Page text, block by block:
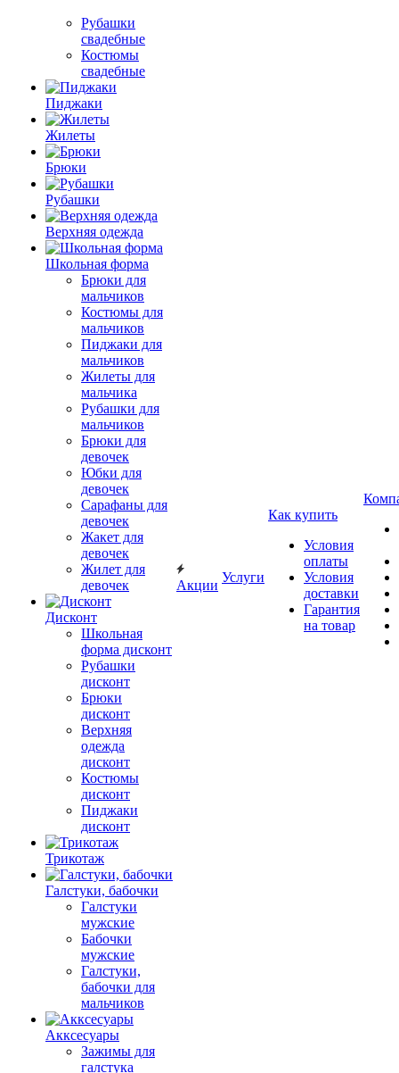
Рубашки
свадебные
Костюмы
свадебные
Пиджаки
Жилеты
Брюки
Рубашки
Верхняя одежда
Школьная форма
Брюки для
мальчиков
Костюмы для
мальчиков
Пиджаки для
мальчиков
Жилеты для
мальчика
Рубашки для
мальчиков
Брюки для
девочек
Юбки для
девочек
Сарафаны для
девочек
Жакет для
девочек
Жилет для
девочек
Дисконт
Школьная
форма дисконт
Рубашки
дисконт
Брюки
дисконт
Верхняя
одежда
дисконт
Костюмы
дисконт
Пиджаки
дисконт
Трикотаж
Галстуки, бабочки
Галстуки
мужские
Бабочки
мужские
Галстуки,
бабочки для
мальчиков
Акксесуары
Зажимы для
галстука
Акции
Услуги
Как купить
Условия
оплаты
Условия
доставки
Гарантия
на товар